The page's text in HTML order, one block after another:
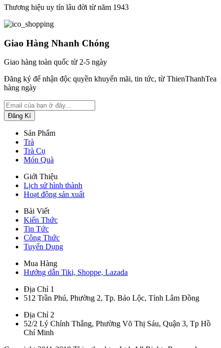
Thương hiệu uy tín lâu đời từ năm 1943
Giao Hàng Nhanh Chóng
Giao hàng toàn quốc từ 2-5 ngày
Đăng ký để nhận độc quyền khuyến mãi, tin tức, từ ThienThanhTea
hàng ngày
Sản Phẩm
Trà
Trà Cụ
Món Quà
Giới Thiệu
Lịch sử hình thành
Hoạt động sản xuất
Bài Viết
Kiến Thức
Tin Tức
Công Thức
Tuyển Dụng
Mua Hàng
Hướng dẫn Tiki, Shoppe, Lazada
Địa Chỉ 1
512 Trần Phú, Phường 2, Tp. Bảo Lộc, Tỉnh Lâm Đồng
Địa Chỉ 2
52/2 Lý Chính Thắng, Phường Võ Thị Sáu, Quận 3, Tp Hồ
Chí Minh